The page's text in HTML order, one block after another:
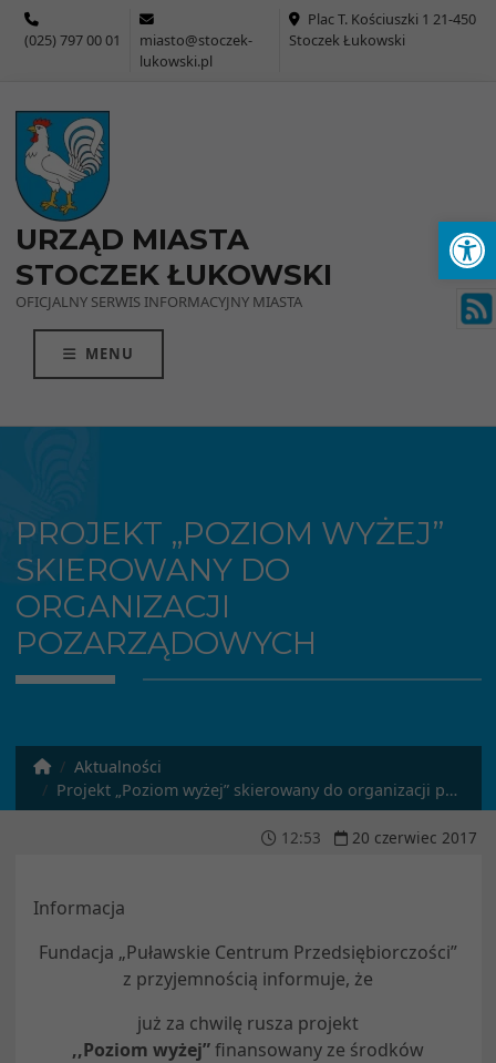
(025) 797 00 01
miasto@stoczek-
lukowski.pl
Plac T. Kościuszki 1 21-450
Stoczek Łukowski
URZĄD MIASTA
STOCZEK ŁUKOWSKI
OFICJALNY SERWIS INFORMACYJNY MIASTA
MENU
PROJEKT „POZIOM WYŻEJ”
SKIEROWANY DO
ORGANIZACJI
POZARZĄDOWYCH
Aktualności
Projekt „Poziom wyżej” skierowany do organizacji pozarządowych
12:53 20 czerwiec 2017
Informacja
Fundacja „Puławskie Centrum Przedsiębiorczości”
z przyjemnością informuje, że
już za chwilę rusza projekt
,,Poziom wyżej”finansowany ze środków